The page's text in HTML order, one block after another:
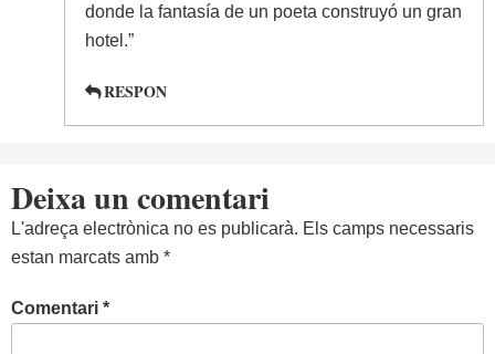
donde la fantasía de un poeta construyó un gran
hotel.”
RESPON
Deixa un comentari
L'adreça electrònica no es publicarà. Els camps necessaris
estan marcats amb *
Comentari *